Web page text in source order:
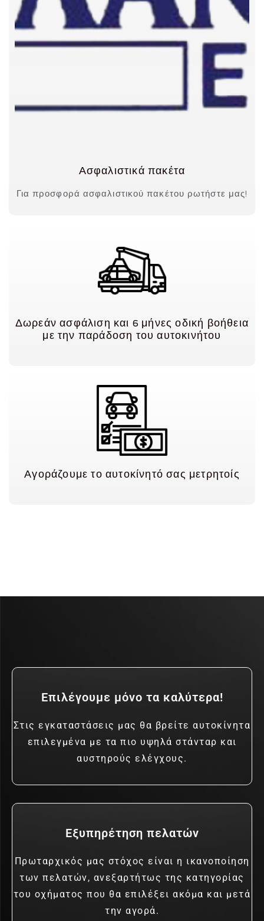
Ασφαλιστικά πακέτα
Για προσφορά ασφαλιστικού πακέτου ρωτήστε μας!
Δωρεάν ασφάλιση και 6 μήνες οδική βοήθεια
με την παράδοση του αυτοκινήτου
Αγοράζουμε το αυτοκίνητό σας μετρητοίς
Επιλέγουμε μόνο τα καλύτερα!
Στις εγκαταστάσεις μας θα βρείτε αυτοκίνητα
επιλεγμένα με τα πιο υψηλά στάνταρ και
αυστηρούς ελέγχους.
Εξυπηρέτηση πελατών
Πρωταρχικός μας στόχος είναι η ικανοποίηση
των πελατών, ανεξαρτήτως της κατηγορίας
του οχήματος που θα επιλέξει ακόμα και μετά
την αγορά.